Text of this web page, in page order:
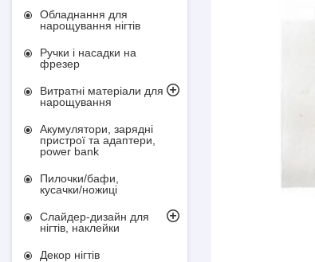
Обладнання для
нарощування нігтів
Ручки і насадки на
фрезер
Витратні матеріали для
нарощування
Акумулятори, зарядні
пристрої та адаптери,
power bank
Пилочки/бафи,
кусачки/ножиці
Слайдер-дизайн для
нігтів, наклейки
Декор нігтів